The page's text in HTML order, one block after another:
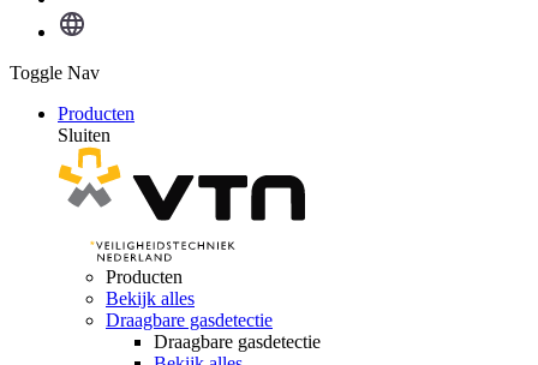
Toggle Nav
Producten
Sluiten
Producten
Bekijk alles
Draagbare gasdetectie
Draagbare gasdetectie